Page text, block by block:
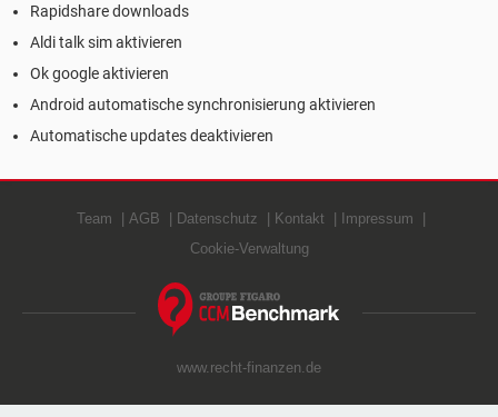
Rapidshare downloads
Aldi talk sim aktivieren
Ok google aktivieren
Android automatische synchronisierung aktivieren
Automatische updates deaktivieren
Team AGB Datenschutz Kontakt
Impressum
Cookie-Verwaltung
www.recht-finanzen.de